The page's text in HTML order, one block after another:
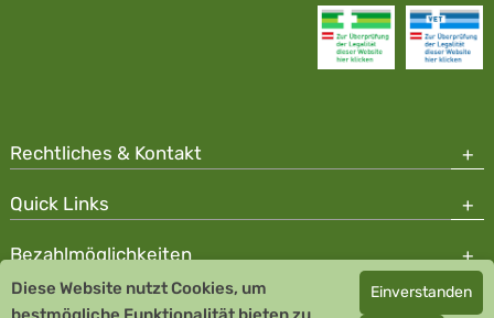
Rechtliches & Kontakt
Quick Links
Bezahlmöglichkeiten
Copyright © 2026 Team Santé Salvator Apotheke - GDP zertifiziert
Diese Website nutzt Cookies, um
Einverstanden